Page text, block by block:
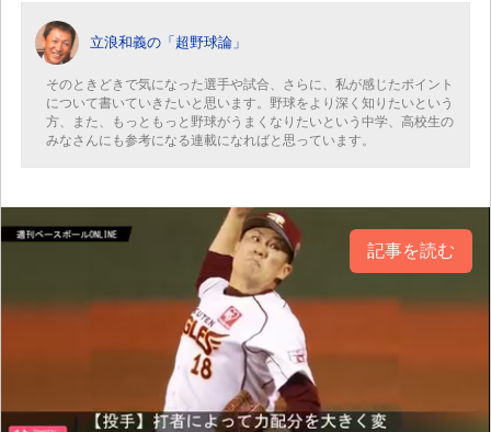
立浪和義の「超野球論」
そのときどきで気になった選手や試合、さらに、私が感じたポイント
について書いていきたいと思います。野球をより深く知りたいという
方、また、もっともっと野球がうまくなりたいという中学、高校生の
みなさんにも参考になる連載になればと思っています。
記事を読む